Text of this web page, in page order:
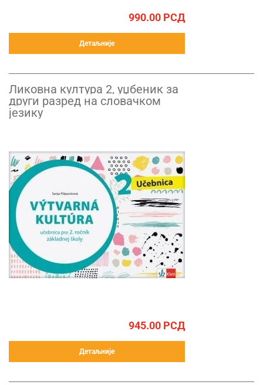
990.00 РСД
Детаљније
Ликовна култура 2, уџбеник за
други разред на словачком
језику
945.00 РСД
Детаљније